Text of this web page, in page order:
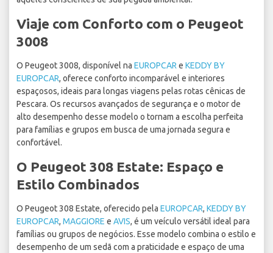
Viaje com Conforto com o Peugeot
3008
O Peugeot 3008, disponível na EUROPCAR e KEDDY BY
EUROPCAR, oferece conforto incomparável e interiores
espaçosos, ideais para longas viagens pelas rotas cênicas de
Pescara. Os recursos avançados de segurança e o motor de
alto desempenho desse modelo o tornam a escolha perfeita
para famílias e grupos em busca de uma jornada segura e
confortável.
O Peugeot 308 Estate: Espaço e
Estilo Combinados
O Peugeot 308 Estate, oferecido pela EUROPCAR, KEDDY BY
EUROPCAR, MAGGIORE e AVIS, é um veículo versátil ideal para
famílias ou grupos de negócios. Esse modelo combina o estilo e
desempenho de um sedã com a praticidade e espaço de uma